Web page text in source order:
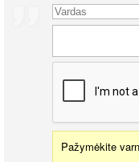
Konkursinio balo skaičiuoklė
Naujienos
Kolegijų sritis
Profesinių mokyklų
Pažymėkite